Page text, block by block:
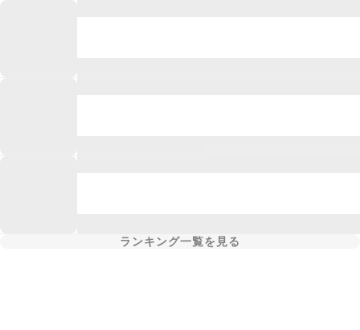
ランキング一覧を見る